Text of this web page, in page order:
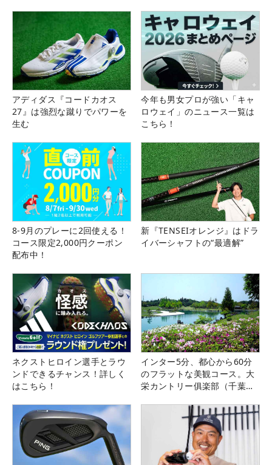
アディダス『コードカオス
27』は強烈な蹴りでパワーを
生む
今年も男女プロが強い「キャ
ロウェイ」のニュース一覧は
こちら！
8-9月のプレーに2回使える！
コース限定2,000円クーポン
配布中！
新『TENSEIオレンジ』はドラ
イバーシャフトの“最適解”
ネクストヒロイン選手とラウ
ンドできるチャンス！詳しく
はこちら！
インター5分、都心から60分
のフラットな美観コース。大
栄カントリー俱楽部（千葉